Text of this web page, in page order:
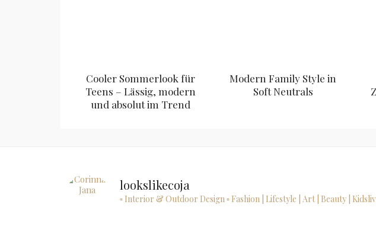
Cooler Sommerlook für
Teens – Lässig, modern
und absolut im Trend
Modern Family Style in
Soft Neutrals
lookslikecoja
▫ Interior & Outdoor Design▫ Fashion | Lifestyle | Art | Beauty |